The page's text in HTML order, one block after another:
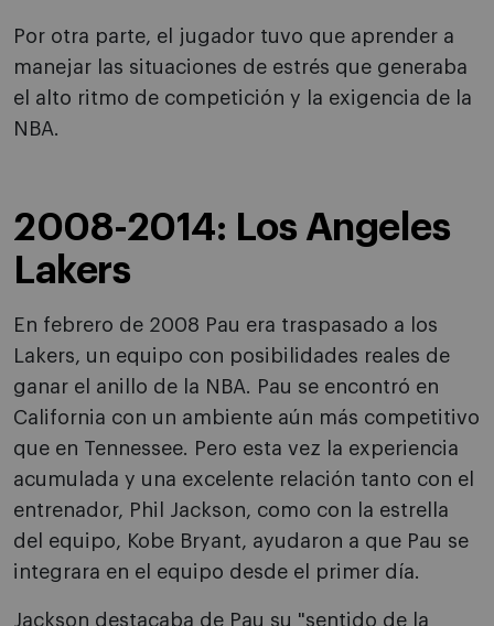
Por otra parte, el jugador tuvo que aprender a
manejar las situaciones de estrés que generaba
el alto ritmo de competición y la exigencia de la
NBA.
2008-2014: Los Angeles
Lakers
En febrero de 2008 Pau era traspasado a los
Lakers, un equipo con posibilidades reales de
ganar el anillo de la NBA. Pau se encontró en
California con un ambiente aún más competitivo
que en Tennessee. Pero esta vez la experiencia
acumulada y una excelente relación tanto con el
entrenador, Phil Jackson, como con la estrella
del equipo, Kobe Bryant, ayudaron a que Pau se
integrara en el equipo desde el primer día.
Jackson destacaba de Pau su "sentido de la